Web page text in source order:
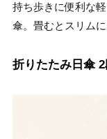
持ち歩きに便利な
傘。畳むとスリム
折りたたみ日傘